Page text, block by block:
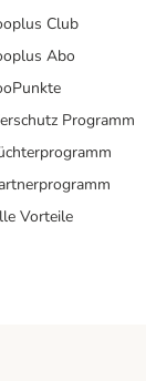
Club
Abo
Programm
Vorteile